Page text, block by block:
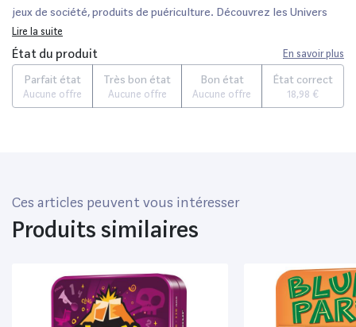
jeux de société, produits de puériculture. Découvrez les Univers
Playmobil, Légo, FisherPrice, Vtech ainsi que les grandes marques
de puériculture : Chicco, Bébé Confort, Mac Laren, Babybjörn...
Lire la suite
État du produit En savoir plus
Parfait état
Aucune offre
Très bon état
Aucune offre
Bon état
Aucune offre
État correct
18,98 €
Ces articles peuvent vous intéresser
Produits similaires